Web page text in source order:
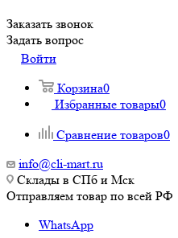
Заказать звонок
Задать вопрос
Войти
Корзина0
Избранные товары0
Сравнение товаров0
info@cli-mart.ru
Склады в СПб и Мск
Отправляем товар по всей РФ
WhatsApp